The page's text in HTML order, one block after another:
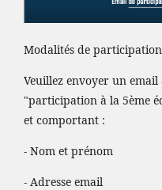
Modalités de
Veuillez envoyer un
"participation à la 5ème
et comportant :
- Nom et prénom
- Adresse email